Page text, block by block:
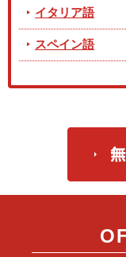
イタリア語
スペイン語